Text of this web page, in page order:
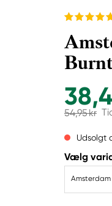
54,95 kr
Udsolgt
Vælg
Amsterdam